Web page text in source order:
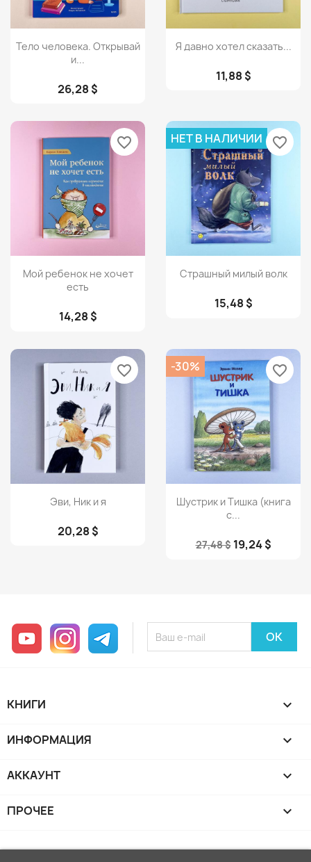
Просмотр
Тело человека. Открывай
и...
26,28 $
Просмотр
Я давно хотел сказать...
11,88 $
Просмотр
Мой ребенок не хочет
есть
14,28 $
favorite_border
Просмотр
Страшный милый волк
15,48 $
НЕТ В НАЛИЧИИ favorite_border
Просмотр
Эви, Ник и я
20,28 $
favorite_border
Просмотр
Шустрик и Тишка (книга
с...
27,48 $ 19,24 $
-30% favorite_border
YouTube InstagramTelegram
КНИГИ 
ИНФОРМАЦИЯ 
АККАУНТ 
ПРОЧЕЕ 